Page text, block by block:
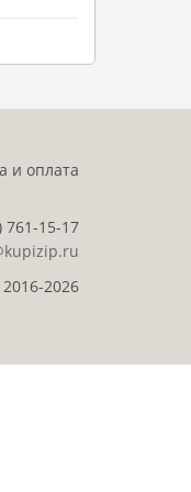
и оплата
761-15-17
2026